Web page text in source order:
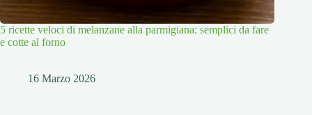
5 ricette veloci di melanzane alla parmigiana: semplici da fare
e cotte al forno
16 Marzo 2026